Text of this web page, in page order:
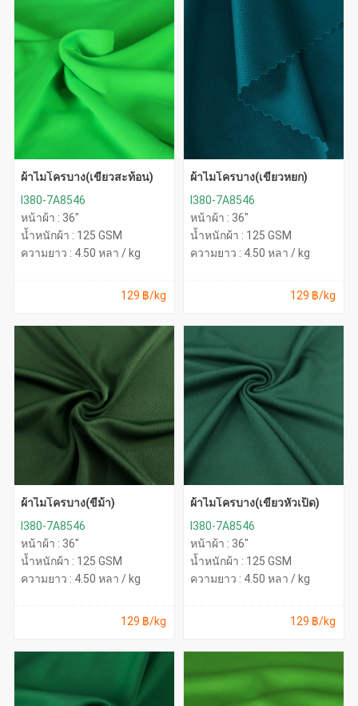
ผ้าไมโครบาง(เขียวสะท้อน)
I380-7A8546
หน้าผ้า : 36"
น้ำหนักผ้า : 125 GSM
ความยาว : 4.50 หลา / kg
129 ฿/kg
ผ้าไมโครบาง(เขียวหยก)
I380-7A8546
หน้าผ้า : 36"
น้ำหนักผ้า : 125 GSM
ความยาว : 4.50 หลา / kg
129 ฿/kg
ผ้าไมโครบาง(ขี้ม้า)
I380-7A8546
หน้าผ้า : 36"
น้ำหนักผ้า : 125 GSM
ความยาว : 4.50 หลา / kg
129 ฿/kg
ผ้าไมโครบาง(เขียวหัวเป็ด)
I380-7A8546
หน้าผ้า : 36"
น้ำหนักผ้า : 125 GSM
ความยาว : 4.50 หลา / kg
129 ฿/kg